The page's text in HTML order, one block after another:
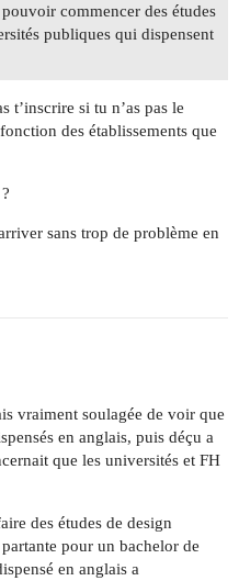
commencer des études
publiques qui dispensent
t’inscrire si tu n’as pas le
des établissements que
sans trop de problème en
vraiment soulagée de voir que
en anglais, puis déçu a
que les universités et FH
des études de design
pour un bachelor de
en anglais a